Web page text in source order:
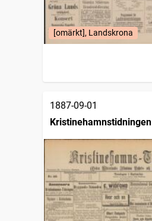
[omärkt], Landskrona
1887-09-01
Kristinehamnstidningen